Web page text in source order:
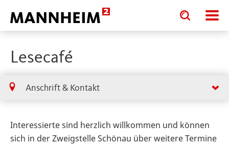
Toggle
search
input
Toggle
search
input
Lesecafé
Anschrift & Kontakt
Interessierte sind herzlich willkommen und können
sich in der Zweigstelle Schönau über weitere Termine